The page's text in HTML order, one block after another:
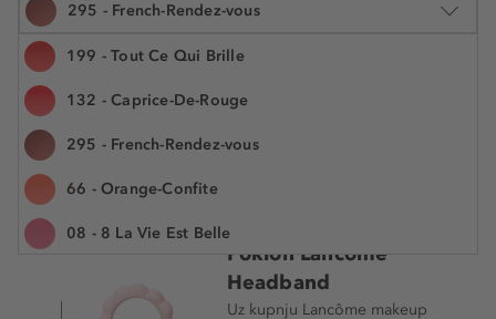
295 - French-Rendez-vous
199 - Tout Ce Qui Brille
132 - Caprice-De-Rouge
295 - French-Rendez-vous
66 - Orange-Confite
08 - 8 La Vie Est Belle
07 - Bouquet-Nocturne
3.4 g
Poklon Lancôme
Headband
Uz kupnju Lancôme makeup